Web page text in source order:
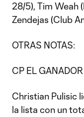
28/5), Tim Weah
Zendejas (Club
OTRAS NOTAS:
CP EL
Christian Pulisic
la lista con un